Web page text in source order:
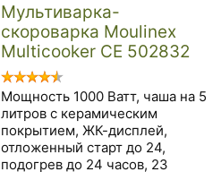
Мультиварка-
скороварка Moulinex
Multicooker CE 502832
Мощность 1000 Ватт, чаша на 5
литров с керамическим
покрытием, ЖК-дисплей,
отложенный старт до 24,
подогрев до 24 часов, 23